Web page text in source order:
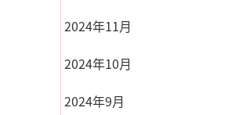
2024年11月
2024年10月
2024年9月